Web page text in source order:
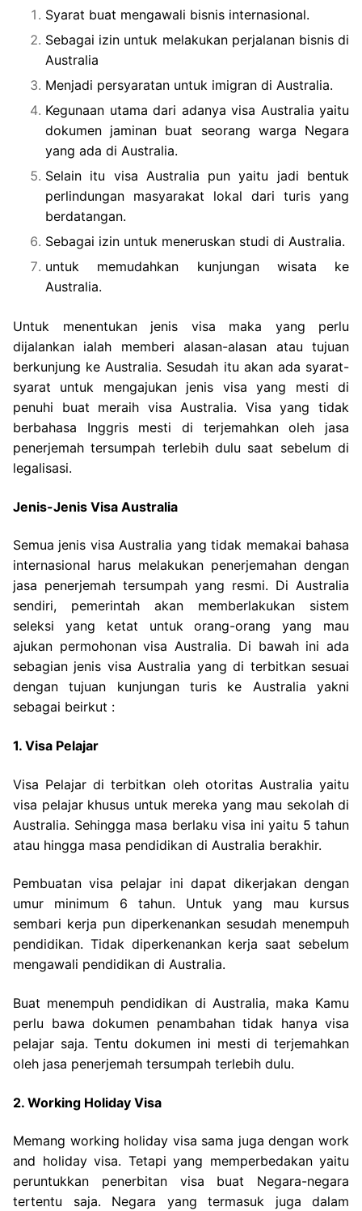
Syarat buat mengawali bisnis internasional.
Sebagai izin untuk melakukan perjalanan bisnis di
Australia
Menjadi persyaratan untuk imigran di Australia.
Kegunaan utama dari adanya visa Australia yaitu
dokumen jaminan buat seorang warga Negara
yang ada di Australia.
Selain itu visa Australia pun yaitu jadi bentuk
perlindungan masyarakat lokal dari turis yang
berdatangan.
Sebagai izin untuk meneruskan studi di Australia.
untuk memudahkan kunjungan wisata ke
Australia.
Untuk menentukan jenis visa maka yang perlu
dijalankan ialah memberi alasan-alasan atau tujuan
berkunjung ke Australia. Sesudah itu akan ada syarat-
syarat untuk mengajukan jenis visa yang mesti di
penuhi buat meraih visa Australia. Visa yang tidak
berbahasa Inggris mesti di terjemahkan oleh jasa
penerjemah tersumpah terlebih dulu saat sebelum di
legalisasi.
Jenis-Jenis Visa Australia
Semua jenis visa Australia yang tidak memakai bahasa
internasional harus melakukan penerjemahan dengan
jasa penerjemah tersumpah yang resmi. Di Australia
sendiri, pemerintah akan memberlakukan sistem
seleksi yang ketat untuk orang-orang yang mau
ajukan permohonan visa Australia. Di bawah ini ada
sebagian jenis visa Australia yang di terbitkan sesuai
dengan tujuan kunjungan turis ke Australia yakni
sebagai beirkut :
1. Visa Pelajar
Visa Pelajar di terbitkan oleh otoritas Australia yaitu
visa pelajar khusus untuk mereka yang mau sekolah di
Australia. Sehingga masa berlaku visa ini yaitu 5 tahun
atau hingga masa pendidikan di Australia berakhir.
Pembuatan visa pelajar ini dapat dikerjakan dengan
umur minimum 6 tahun. Untuk yang mau kursus
sembari kerja pun diperkenankan sesudah menempuh
pendidikan. Tidak diperkenankan kerja saat sebelum
mengawali pendidikan di Australia.
Buat menempuh pendidikan di Australia, maka Kamu
perlu bawa dokumen penambahan tidak hanya visa
pelajar saja. Tentu dokumen ini mesti di terjemahkan
oleh jasa penerjemah tersumpah terlebih dulu.
2. Working Holiday Visa
Memang working holiday visa sama juga dengan work
and holiday visa. Tetapi yang memperbedakan yaitu
peruntukkan penerbitan visa buat Negara-negara
tertentu saja. Negara yang termasuk juga dalam